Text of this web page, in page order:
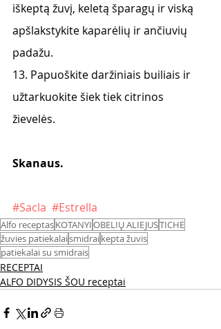
iškeptą žuvį, keletą šparagų ir viską
apšlakstykite kaparėlių ir ančiuvių
padažu.
13. Papuoškite daržiniais builiais ir
užtarkuokite šiek tiek citrinos
žievelės.
Skanaus.
#Sacla #Estrella
Alfo receptasKOTANYIOBELIŲ ALIEJUSTICHĖ
žuvies patiekalaismidraikepta žuvis
patiekalai su smidrais
RECEPTAI
ALFO DIDYSIS ŠOU receptai